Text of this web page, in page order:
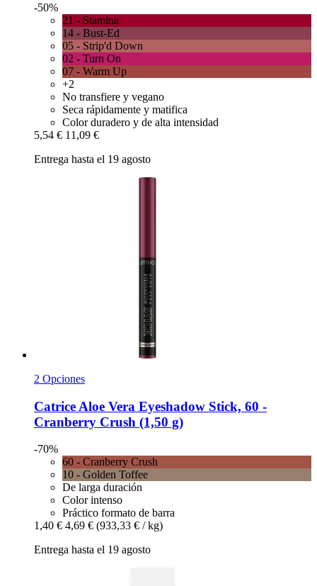
-50%
21 - Stamina
14 - Bust-Ed
05 - Strip'd Down
02 - Turn On
07 - Warm Up
+2
No transfiere y vegano
Seca rápidamente y matifica
Color duradero y de alta intensidad
5,54 € 11,09 €
Entrega hasta el 19 agosto
2 Opciones
Catrice Aloe Vera Eyeshadow Stick, 60 -​
Cranberry Crush (1,50 g)
-70%
60 - Cranberry Crush
10 - Golden Toffee
De larga duración
Color intenso
Práctico formato de barra
1,40 € 4,69 € (933,33 € / kg)
Entrega hasta el 19 agosto